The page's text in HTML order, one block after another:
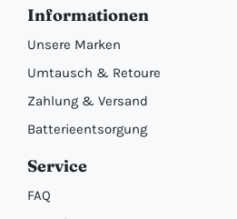
Informationen
Unsere Marken
Umtausch & Retoure
Zahlung & Versand
Batterieentsorgung
Service
FAQ